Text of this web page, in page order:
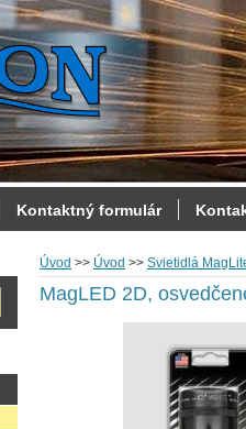
Úvod >> Úvod >> Svietidlá
MagLED 2D,
Kontaktný formulár